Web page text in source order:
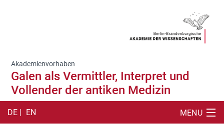
Akademienvorhaben
Galen als Vermittler, Interpret und
Vollender der antiken Medizin
MENU
DE | EN